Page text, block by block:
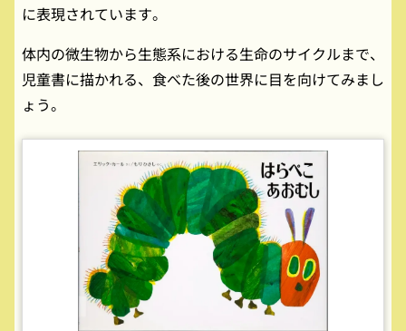
に表現されています。
体内の微生物から生態系における生命のサイクルまで、
児童書に描かれる、食べた後の世界に目を向けてみまし
ょう。